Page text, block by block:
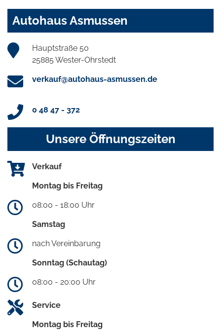
Autohaus Asmussen
Hauptstraße 50
25885 Wester-Ohrstedt
verkauf@autohaus-asmussen.de
0 48 47 - 372
Unsere Öffnungszeiten
Verkauf
Montag bis Freitag
08:00 - 18:00 Uhr
Samstag
nach Vereinbarung
Sonntag (Schautag)
08:00 - 20:00 Uhr
Service
Montag bis Freitag